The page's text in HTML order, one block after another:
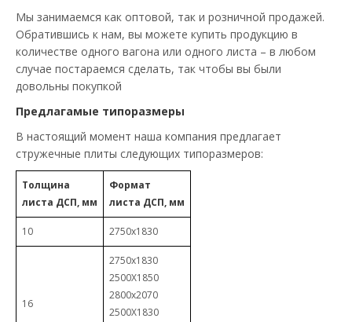
Мы занимаемся как оптовой, так и розничной продажей.
Обратившись к нам, вы можете купить продукцию в
количестве одного вагона или одного листа – в любом
случае постараемся сделать, так чтобы вы были
довольны покупкой
Предлагамые типоразмеры
В настоящий момент наша компания предлагает
стружечные плиты следующих типоразмеров:
Толщина
листа ДСП, мм
Формат
листа ДСП, мм
10 2750х1830
16
2750х1830
2500Х1850
2800х2070
2500Х1830